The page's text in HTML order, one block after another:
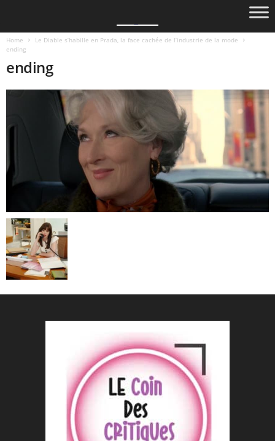
Home
Le Diable s’habille en Prada, la face cachée de l’industrie de la mode
ending
ending